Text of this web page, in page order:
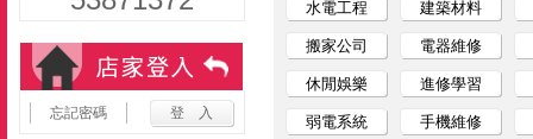
忘記密碼
水電工程 建築材料
搬家公司 電器維修
休閒娛樂 進修學習
弱電系統 手機維修